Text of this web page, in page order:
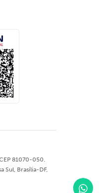
81070-050.
Sul, Brasília-DF,